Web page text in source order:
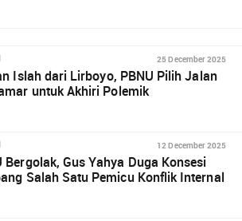
25 December 2025
Islah dari Lirboyo, PBNU Pilih Jalan
untuk Akhiri Polemik
12 December 2025
Bergolak, Gus Yahya Duga Konsesi
Salah Satu Pemicu Konflik Internal